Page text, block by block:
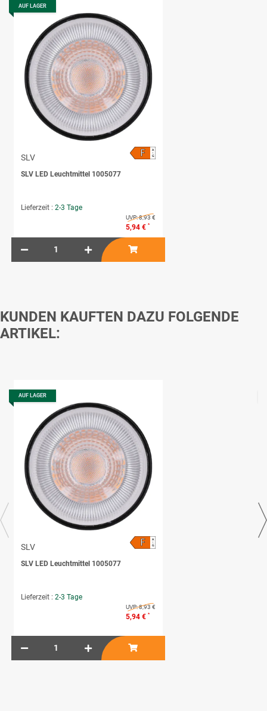
AUF LAGER
SLV
SLV LED Leuchtmittel 1005077
Lieferzeit : 2-3 Tage
UVP:8,93 €
5,94 € *
A
↑
G
F
KUNDEN KAUFTEN DAZU FOLGENDE
ARTIKEL:
AUF LAGER
SLV
SLV LED Leuchtmittel 1005077
Lieferzeit : 2-3 Tage
UVP:8,93 €
5,94 € *
A
↑
G
F